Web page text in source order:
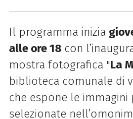
Il programma inizia
alle ore 18con
mostra fotografica "La
biblioteca comunale di
che espone le immagini
selezionate